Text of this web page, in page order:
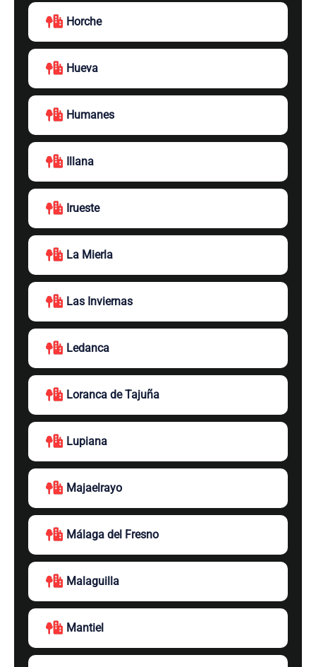
Horche
Hueva
Humanes
Illana
Irueste
La Mierla
Las Inviernas
Ledanca
Loranca de Tajuña
Lupiana
Majaelrayo
Málaga del Fresno
Malaguilla
Mantiel